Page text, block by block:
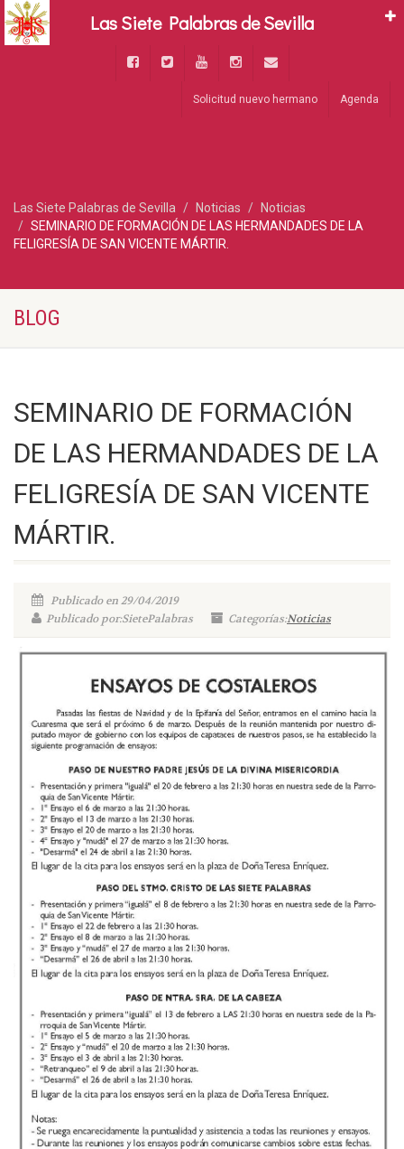
Solicitud nuevo hermano Agenda
Las Siete Palabras de Sevilla Noticias
Noticias
SEMINARIO DE FORMACIÓN DE LAS HERMANDADES DE LA
FELIGRESÍA DE SAN VICENTE MÁRTIR.
BLOG
SEMINARIO DE FORMACIÓN
DE LAS HERMANDADES DE LA
FELIGRESÍA DE SAN VICENTE
MÁRTIR.
Publicado en 29/04/2019
Publicado por:SietePalabras
Categorías:Noticias
Las Siete Palabras de Sevilla